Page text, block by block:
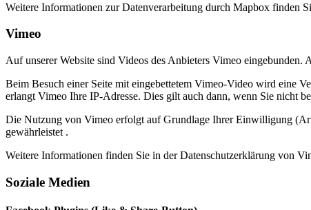
Weitere Informationen zur Datenverarbeitung durch Mapbox finden
Vimeo
Auf unserer Website sind Videos des Anbieters Vimeo
Beim Besuch einer Seite mit eingebettetem Vimeo-Video wird eine
erlangt Vimeo Ihre IP-Adresse. Dies gilt auch dann, wenn Sie nicht
Die Nutzung von Vimeo erfolgt auf Grundlage Ihrer Einwilligung
gewährleistet .
Weitere Informationen finden Sie in der Datenschutzerklärung von
Soziale Medien